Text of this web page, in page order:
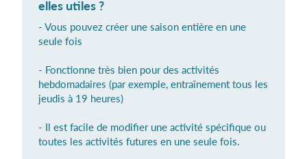
elles utiles ?
- Vous pouvez créer une saison entière en une
seule fois
- Fonctionne très bien pour des activités
hebdomadaires (par exemple, entraînement tous les
jeudis à 19 heures)
- Il est facile de modifier une activité spécifique ou
toutes les activités futures en une seule fois.